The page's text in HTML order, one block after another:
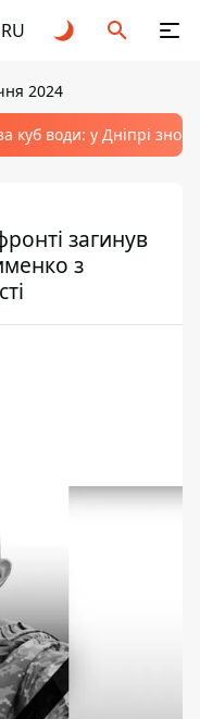
RU
2024
куб води: у Дніпрі
загинув
з